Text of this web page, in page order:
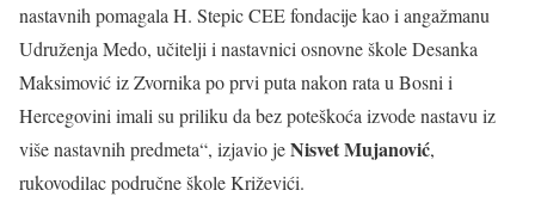
nastavnih pomagala H. Stepic CEE fondacije kao i angažmanu
Udruženja Medo, učitelji i nastavnici osnovne škole Desanka
Maksimović iz Zvornika po prvi puta nakon rata u Bosni i
Hercegovini imali su priliku da bez poteškoća izvode nastavu iz
više nastavnih predmeta“, izjavio jeNisvet Mujanović,
rukovodilac područne škole Križevići.